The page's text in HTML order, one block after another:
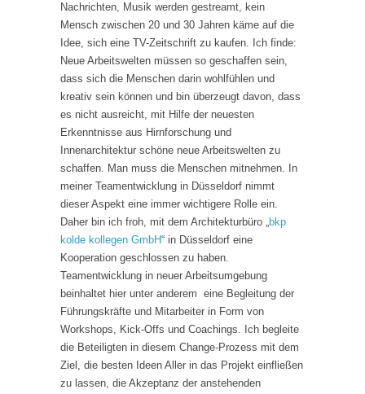
Nachrichten, Musik werden gestreamt, kein
Mensch zwischen 20 und 30 Jahren käme auf die
Idee, sich eine TV-Zeitschrift zu kaufen. Ich finde:
Neue Arbeitswelten müssen so geschaffen sein,
dass sich die Menschen darin wohlfühlen und
kreativ sein können und bin überzeugt davon, dass
es nicht ausreicht, mit Hilfe der neuesten
Erkenntnisse aus Hirnforschung und
Innenarchitektur schöne neue Arbeitswelten zu
schaffen. Man muss die Menschen mitnehmen. In
meiner Teamentwicklung in Düsseldorf nimmt
dieser Aspekt eine immer wichtigere Rolle ein.
Daher bin ich froh, mit dem Architekturbüro „bkp
kolde kollegen GmbH“ in Düsseldorf eine
Kooperation geschlossen zu haben.
Teamentwicklung in neuer Arbeitsumgebung
beinhaltet hier unter anderem eine Begleitung der
Führungskräfte und Mitarbeiter in Form von
Workshops, Kick-Offs und Coachings. Ich begleite
die Beteiligten in diesem Change-Prozess mit dem
Ziel, die besten Ideen Aller in das Projekt einfließen
zu lassen, die Akzeptanz der anstehenden